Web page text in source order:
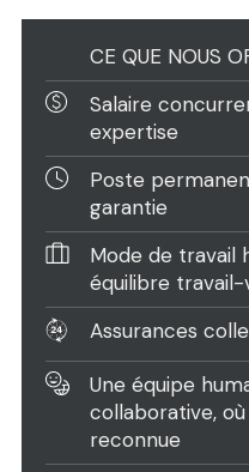
CE QUE NOUS
Salaire
expertise
Poste
garantie
Mode de travail
équilibre
Assurances
Une équipe
collaborative,
reconnue